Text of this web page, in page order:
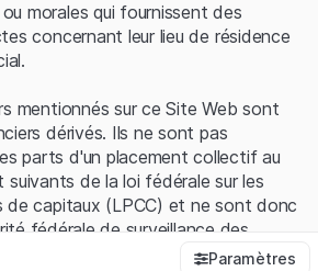
morales qui fournissent des
concernant leur lieu de résidence
mentionnés sur ce Site Web sont
dérivés. Ils ne sont pas
parts d'un placement collectif au
de la loi fédérale sur les
de capitaux (LPCC) et ne sont donc
fédérale de surveillance des
ni enregistrés auprès de la
Paramètres